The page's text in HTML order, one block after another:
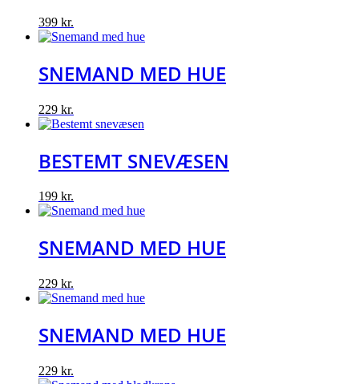
399 kr.
SNEMAND MED HUE
229 kr.
BESTEMT SNEVÆSEN
199 kr.
SNEMAND MED HUE
229 kr.
SNEMAND MED HUE
229 kr.